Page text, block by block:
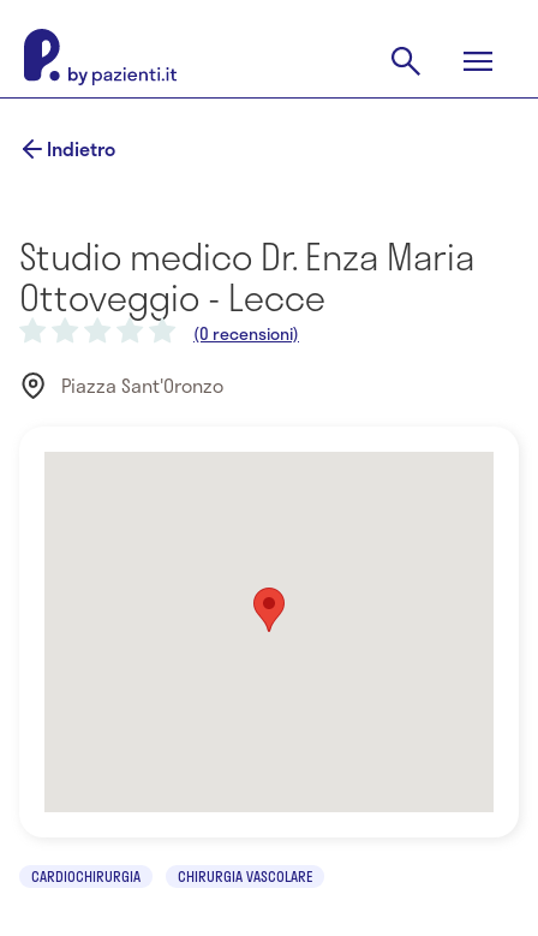
Indietro
Studio medico Dr. Enza Maria
Ottoveggio - Lecce
(0 recensioni)
Piazza Sant'Oronzo
CARDIOCHIRURGIA CHIRURGIA VASCOLARE